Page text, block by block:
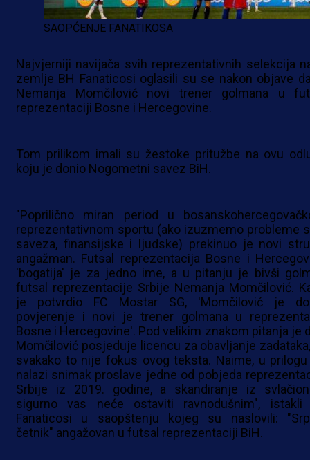
SAOPĆENJE FANATIKOSA
Najvjerniji navijača svih reprezentativnih selekcija
zemlje BH Fanaticosi oglasili su se nakon objave
Nemanja Momčilović novi trener golmana u
reprezentaciji Bosne i Hercegovine.
Tom prilikom imali su žestoke pritužbe na ovu
koju je donio Nogometni savez BiH.
"Poprilično miran period u
reprezentativnom sportu (ako izuzmemo probleme
saveza, finansijske i ljudske) prekinuo je novi
angažman. Futsal reprezentacija Bosne i
'bogatija' je za jedno ime, a u pitanju je bivši
futsal reprezentacije Srbije Nemanja Momčilović.
je potvrdio FC Mostar SG, 'Momčilović je
povjerenje i novi je trener golmana u
Bosne i Hercegovine'. Pod velikim znakom pitanja je
Momčilović posjeduje licencu za obavljanje
svakako to nije fokus ovog teksta. Naime, u
nalazi snimak proslave jedne od pobjeda
Srbije iz 2019. godine, a skandiranje iz
sigurno vas neće ostaviti ravnodušnim", istakli
Fanaticosi u saopštenju kojeg su naslovili:
četnik" angažovan u futsal reprezentaciji BiH.